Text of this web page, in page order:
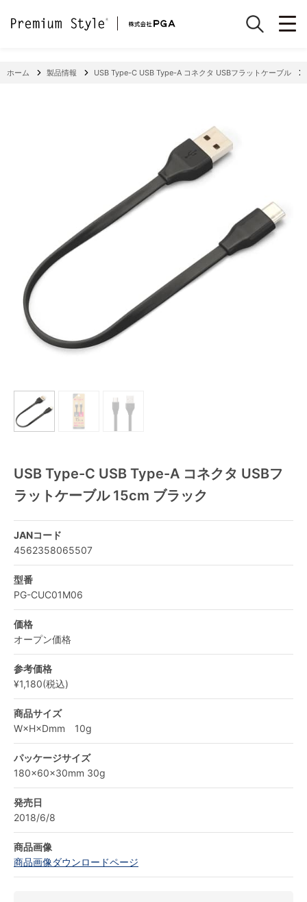
ホーム 製品情報 USB Type-C USB Type-A コネクタ USBフラットケーブル
USB Type-C USB Type-A コネクタ USBフ
ラットケーブル 15cm ブラック
JANコード
4562358065507
型番
PG-CUC01M06
価格
オープン価格
参考価格
¥1,180(税込)
商品サイズ
W×H×Dmm 10g
パッケージサイズ
180×60×30mm 30g
発売日
2018/6/8
商品画像
商品画像ダウンロードページ